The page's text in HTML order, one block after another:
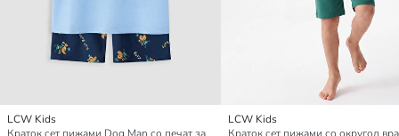
LCW Kids
Краток сет пижами Dog Man со печат за момчиња
LCW Kids